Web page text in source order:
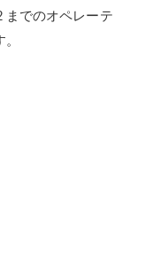
でのオペレーテ